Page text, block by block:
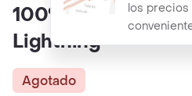
los precios
100% Original
Lightning
Agotado